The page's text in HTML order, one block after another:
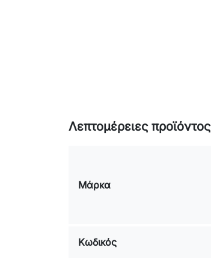
Λεπτομέρειες προϊόντος
Μάρκα
Κωδικός